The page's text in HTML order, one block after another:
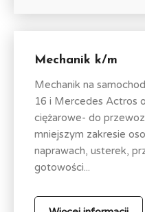
Mechanik k/m
Mechanik na
16 i Mercedes Actros
ciężarowe- do
mniejszym zakresie
naprawach, usterek,
gotowości...